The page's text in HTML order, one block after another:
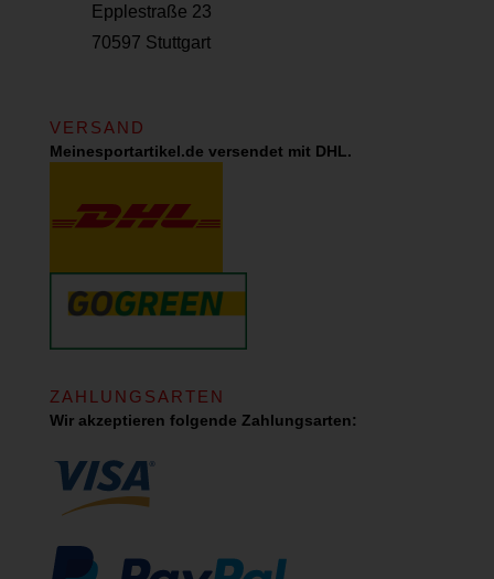
Epplestraße 23
70597 Stuttgart
VERSAND
Meinesportartikel.de versendet mit DHL.
ZAHLUNGSARTEN
Wir akzeptieren folgende Zahlungsarten: